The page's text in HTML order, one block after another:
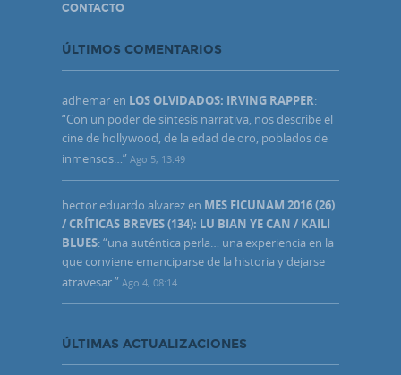
CONTACTO
ÚLTIMOS COMENTARIOS
adhemar en LOS OLVIDADOS: IRVING RAPPER:
“Con un poder de síntesis narrativa, nos describe el
cine de hollywood, de la edad de oro, poblados de
inmensos…” Ago 5, 13:49
hector eduardo alvarez en MES FICUNAM 2016 (26)
/ CRÍTICAS BREVES (134): LU BIAN YE CAN / KAILI
BLUES: “una auténtica perla… una experiencia en la
que conviene emanciparse de la historia y dejarse
atravesar.” Ago 4, 08:14
ÚLTIMAS ACTUALIZACIONES